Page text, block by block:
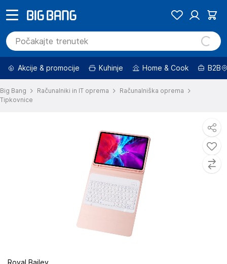
Akcije & promocije Kuhinje Home & Cook B2B
Big Bang Računalniki in IT oprema
Računalniška oprema
Tipkovnice